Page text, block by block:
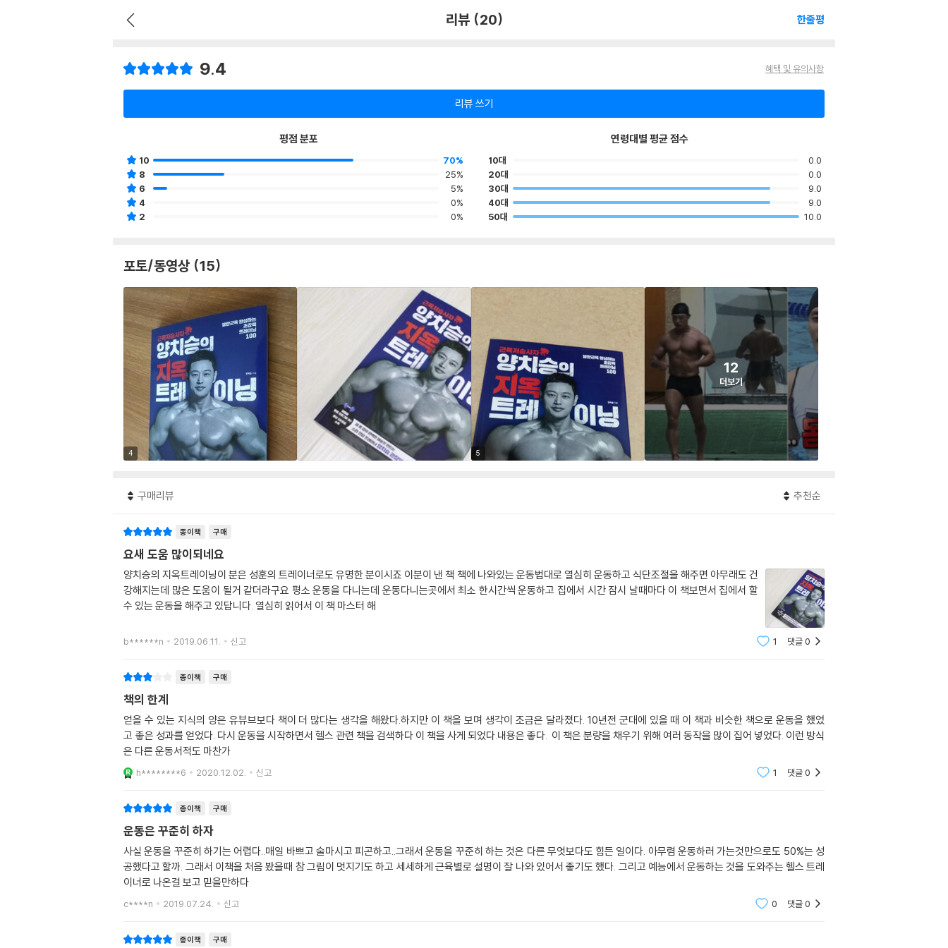
리뷰 (20) 한줄평
9.4 혜택 및 유의사항
리뷰 쓰기
평점 분포
10
70%
8
25%
6
5%
4
0%
2
0%
연령대별 평균 점수
10대
0.0
20대
0.0
30대
9.0
40대
9.0
50대
10.0
포토/동영상 (15)
4 5
12
더보기
구매리뷰 추천순
종이책 구매
요새 도움 많이되네요
양치승의 지옥트레이닝이 분은 성훈의 트레이너로도 유명한 분이시죠 이분이 낸 책 책에 나와있는 운동법대로 열심히 운동하고 식단조절을 해주면 아무래도 건
강해지는데 많은 도움이 될거 같더라구요 평소 운동을 다니는데 운동다니는곳에서 최소 한시간씩 운동하고 집에서 시간 잠시 날때마다 이 책보면서 집에서 할
수 있는 운동을 해주고 있답니다. 열심히 읽어서 이 책 마스터 해
b******n 2019.06.11. 신고 1 댓글0
종이책 구매
책의 한계
얻을 수 있는 지식의 양은 유뷰브보다 책이 더 많다는 생각을 해왔다.하지만 이 책을 보며 생각이 조금은 달라졌다. 10년전 군대에 있을 때 이 책과 비슷한 책으로 운동을 했었
고 좋은 성과를 얻었다. 다시 운동을 시작하면서 헬스 관련 책을 검색하다 이 책을 사게 되었다.내용은 좋다. 이 책은 분량을 채우기 위해 여러 동작을 많이 집어 넣었다. 이런 방식
은 다른 운동서적도 마찬가
h********6 2020.12.02. 신고 1 댓글0
종이책 구매
운동은 꾸준히 하자
사실 운동을 꾸준히 하기는 어렵다..매일 바쁘고 술마시고 피곤하고..그래서 운동을 꾸준히 하는 것은 다른 무엇보다도 힘든 일이다. 아무렴 운동하러 가는것만으로도 50%는 성
공했다고 할까. 그래서 이책을 처음 봤을때 참 그림이 멋지기도 하고 세세하게 근육별로 설명이 잘 나와 있어서 좋기도 했다. 그리고 예능에서 운동하는 것을 도와주는 헬스 트레
이너로 나온걸 보고 믿을만하다
c****n 2019.07.24. 신고 0 댓글0
종이책 구매